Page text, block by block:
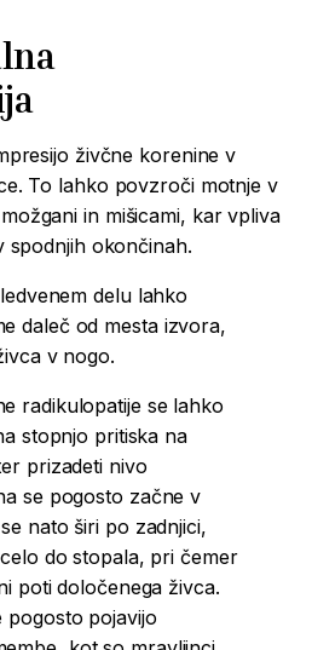
živčne korenine v
To lahko povzroči motnje v
in mišicami, kar vpliva
spodnjih okončinah.
delu lahko
daleč od mesta izvora,
v nogo.
radikulopatije se lahko
stopnjo pritiska na
prizadeti nivo
se pogosto začne v
nato širi po zadnjici,
do stopala, pri čemer
poti določenega živca.
pogosto pojavijo